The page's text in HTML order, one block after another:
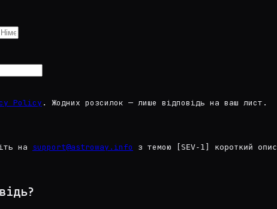
Policy . Жодних розсилок — лише відповідь на ваш лист.
на support@astroway.info з темою [SEV-1] короткий опис